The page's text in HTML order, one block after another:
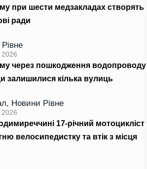
при шести медзакладах створять
ради
через пошкодження водопроводу
залишилися кілька вулиць
, Новини Рівне
17-річний мотоцикліст
велосипедистку та втік з місця